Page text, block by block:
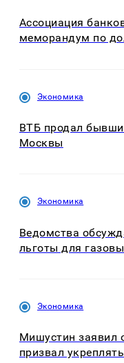
Ассоциация
меморандум по
Экономика
ВТБ продал
Москвы
Экономика
Ведомства
льготы для
Экономика
Мишустин заявил
призвал